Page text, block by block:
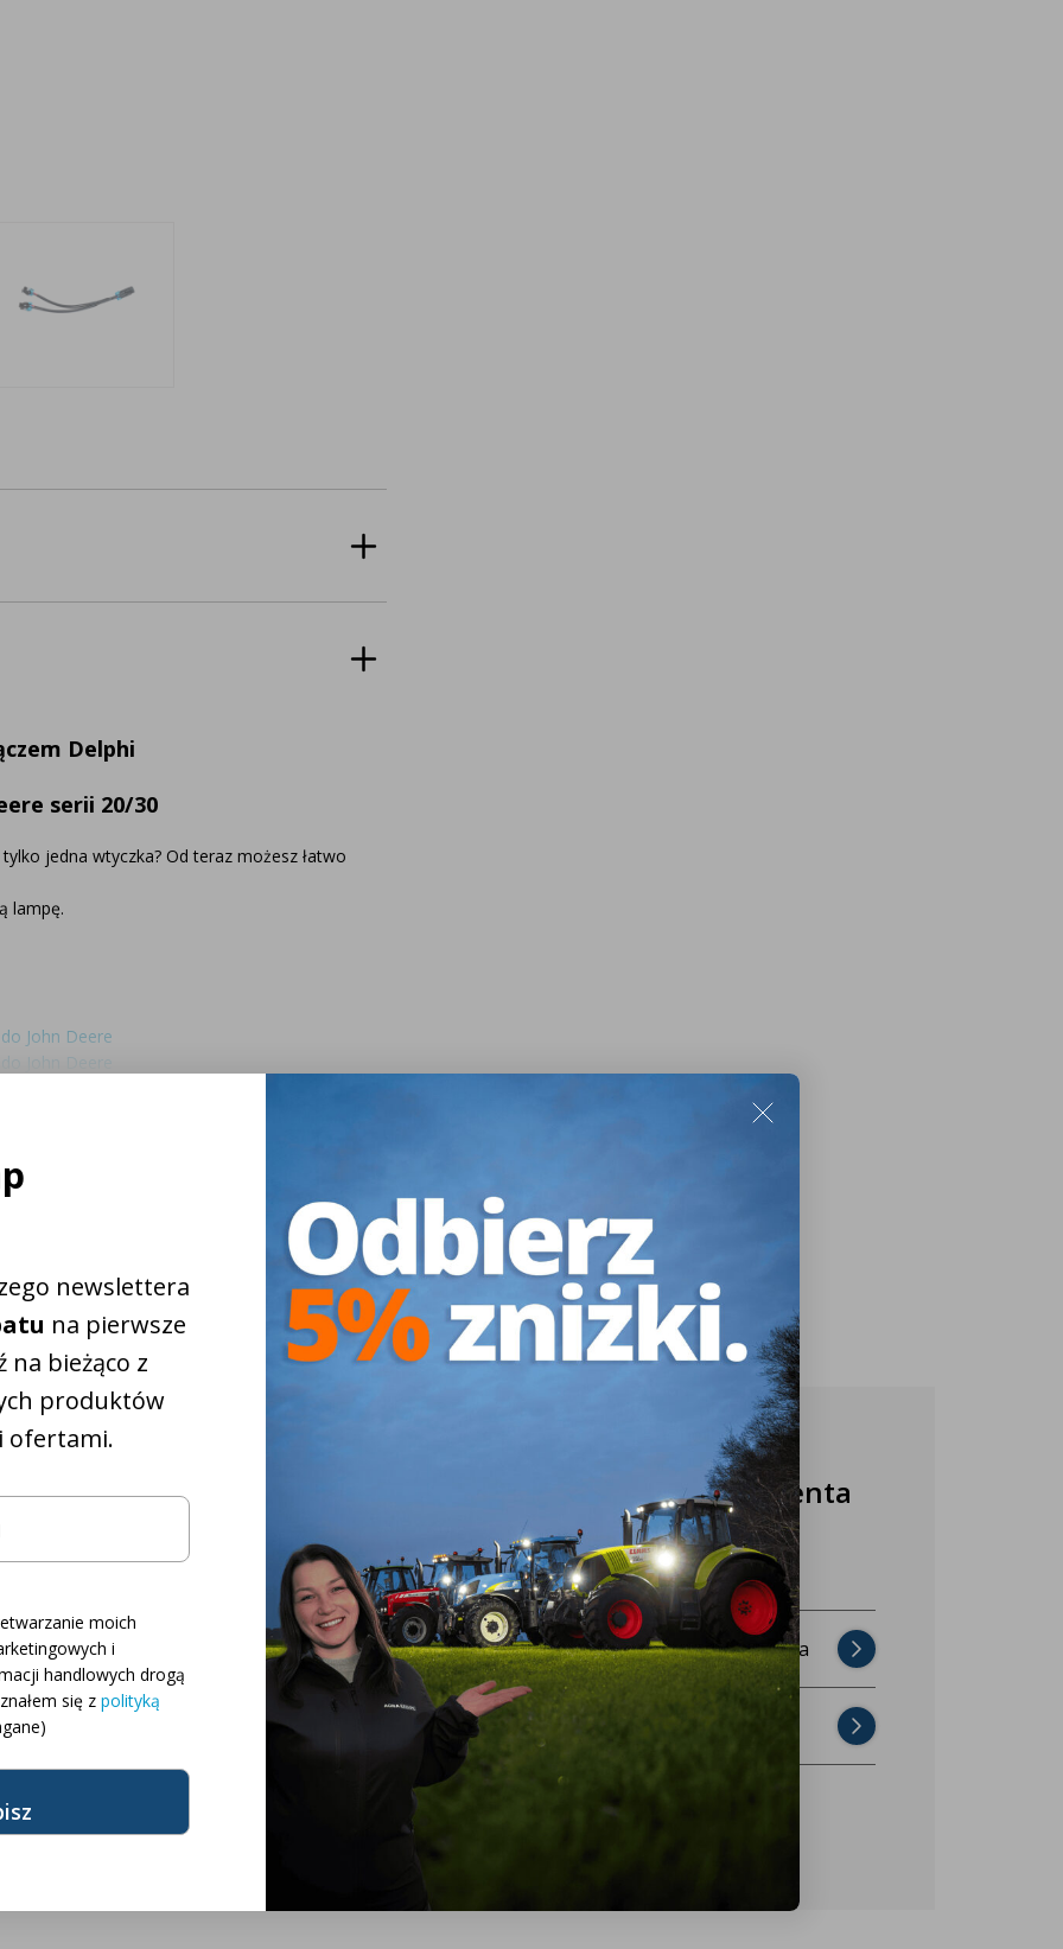
Delphi
serii 20/30
jedna wtyczka? Od teraz możesz łatwo
lampę.
John Deere
John Deere
John Deere
do
konfiguracji
modeli
marek
Nasza obsługa klienta
jest do Twojej
dyspozycji!
Najczęściej zadawane pytania
Skontaktuj się z nami
newslettera
na pierwsze
na bieżąco z
produktów
ofertami.
moich
i
handlowych drogą
się z polityką